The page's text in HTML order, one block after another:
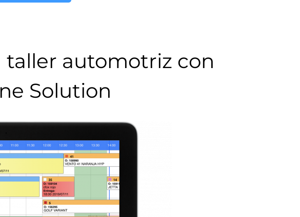
taller automotriz con
Solution